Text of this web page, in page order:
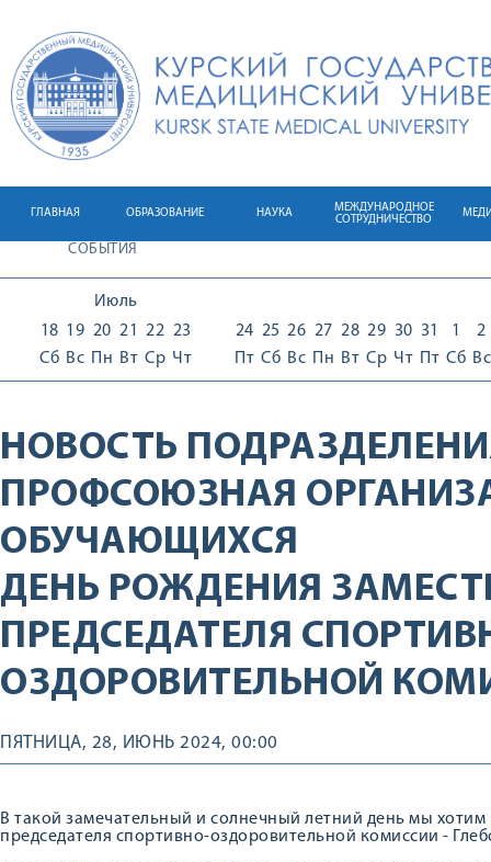
ГЛАВНАЯ ОБРАЗОВАНИЕ НАУКА
МЕЖДУНАРОДНОЕ
СОТРУДНИЧЕСТВО
СОБЫТИЯ
Июль
18
Сб
19
Вс
20
Пн
21
Вт
22
Ср
23
Чт
24
Пт
25
Сб
26
Вс
27
Пн
28
Вт
29
Ср
30
Чт
31
Пт
1
Сб
2
Вс
НОВОСТЬ
ПРОФСОЮЗНАЯ
ОБУЧАЮЩИХСЯ
ДЕНЬ РОЖДЕНИЯ
ПРЕДСЕДАТЕЛЯ
ОЗДОРОВИТЕЛЬНОЙ
ПЯТНИЦА, 28, ИЮНЬ 2024, 00:00
В такой замечательный и солнечный летний день мы
председателя спортивно-оздоровительной комиссии -